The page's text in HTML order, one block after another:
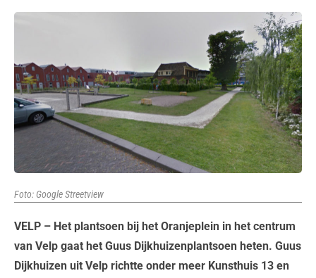
Foto: Google Streetview
VELP – Het plantsoen bij het Oranjeplein in het centrum
van Velp gaat het Guus Dijkhuizenplantsoen heten. Guus
Dijkhuizen uit Velp richtte onder meer Kunsthuis 13 en